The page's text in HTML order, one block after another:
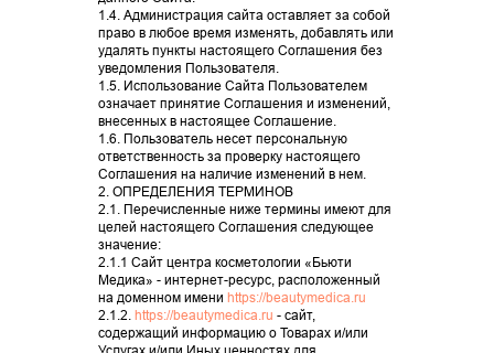
1.4. Администрация сайта оставляет за собой
право в любое время изменять, добавлять или
удалять пункты настоящего Соглашения без
уведомления Пользователя.
1.5. Использование Сайта Пользователем
означает принятие Соглашения и изменений,
внесенных в настоящее Соглашение.
1.6. Пользователь несет персональную
ответственность за проверку настоящего
Соглашения на наличие изменений в нем.
2. ОПРЕДЕЛЕНИЯ ТЕРМИНОВ
2.1. Перечисленные ниже термины имеют для
целей настоящего Соглашения следующее
значение:
2.1.1 Сайт центра косметологии «Бьюти
Медика» - интернет-ресурс, расположенный
на доменном имени https://beautymedica.ru
2.1.2. https://beautymedica.ru - сайт,
содержащий информацию о Товарах и/или